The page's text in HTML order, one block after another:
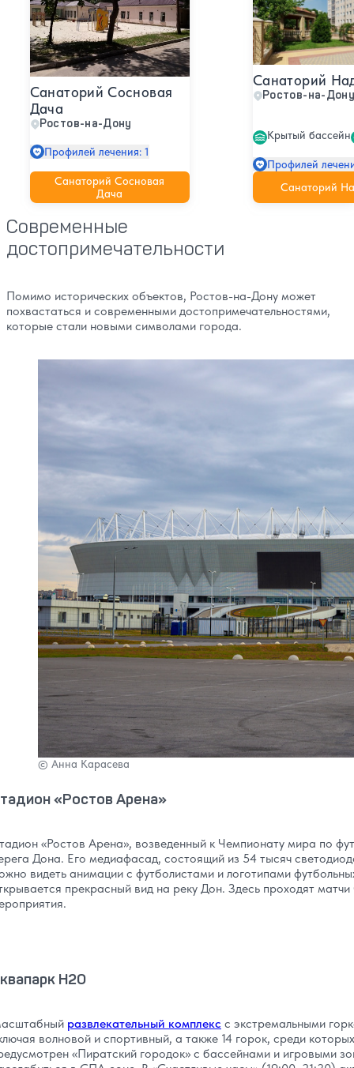
Санаторий Сосновая
Дача
Ростов-на-Дону
Профилей лечения: 1
Санаторий Сосновая
Дача
Санаторий
Ростов-на-
Крытый бассейн
Профилей
Санаторий
Современные
достопримечательности
Помимо исторических объектов, Ростов-на-Дону может
похвастаться и современными достопримечательностями,
которые стали новыми символами города.
© Анна Карасева
«Ростов Арена»
«Ростов Арена», возведенный к Чемпионату мира по
Дона. Его медиафасад, состоящий из 54 тысяч
видеть анимации с футболистами и логотипами
прекрасный вид на реку Дон. Здесь проходят
H2O
развлекательный комплекс с экстремальными
волновой и спортивный, а также 14 горок, среди
«Пиратский городок» с бассейнами и игровыми